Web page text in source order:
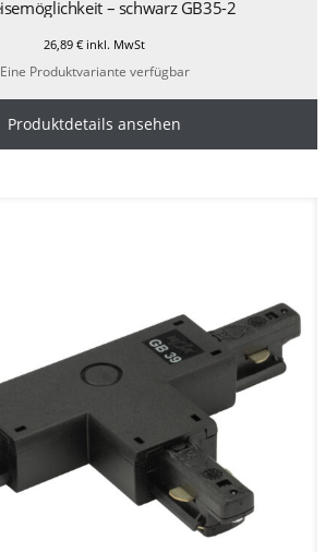
– schwarz GB35-2
26,89€ inkl. MwSt
Eine Produktvariante verfügbar
Produktdetails ansehen